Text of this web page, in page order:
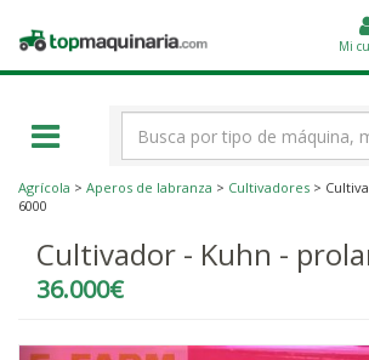
Topmaquinaria.com Mi
Agrícola > Aperos de labranza > Cultivadores >
6000
Cultivador - Kuhn -
36.000€